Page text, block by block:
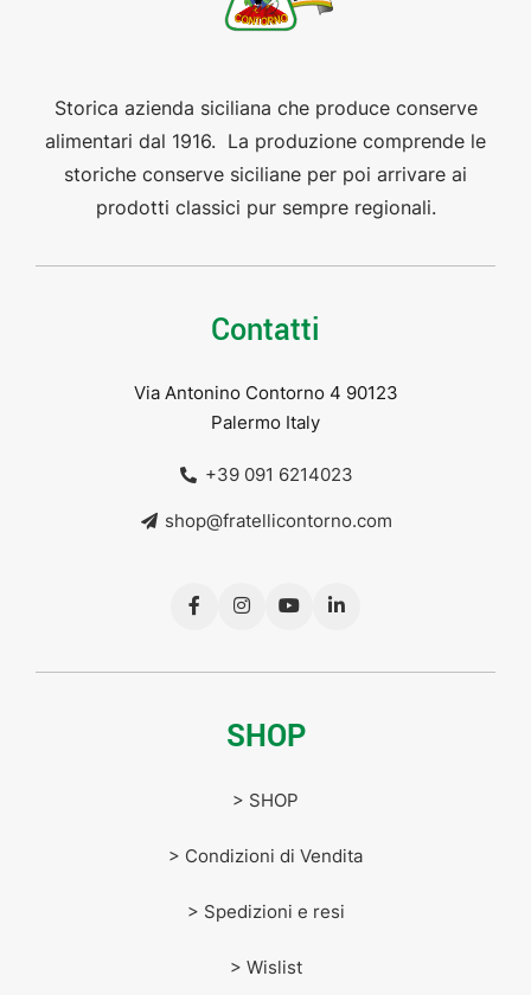
Storica azienda siciliana che produce conserve
alimentari dal 1916. La produzione comprende le
storiche conserve siciliane per poi arrivare ai
prodotti classici pur sempre regionali.
Contatti
Via Antonino Contorno 4 90123
Palermo Italy
+39 091 6214023
shop@fratellicontorno.com
SHOP
> SHOP
> Condizioni di Vendita
> Spedizioni e resi
> Wislist